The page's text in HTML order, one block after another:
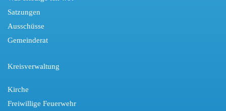
Satzungen
Ausschüsse
Gemeinderat
Kreisverwaltung
Kirche
Freiwillige Feuerwehr